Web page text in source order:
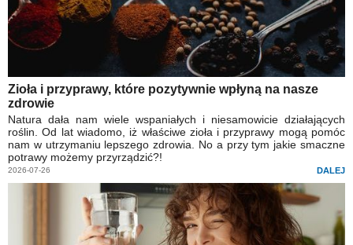
Zioła i przyprawy, które pozytywnie wpłyną na nasze
zdrowie
Natura dała nam wiele wspaniałych i niesamowicie działających
roślin. Od lat wiadomo, iż właściwe zioła i przyprawy mogą pomóc
nam w utrzymaniu lepszego zdrowia. No a przy tym jakie smaczne
potrawy możemy przyrządzić?!
2026-07-26 DALEJ